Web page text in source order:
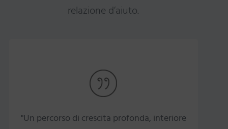
relazione d’aiuto.
"Un percorso di crescita profonda, interiore